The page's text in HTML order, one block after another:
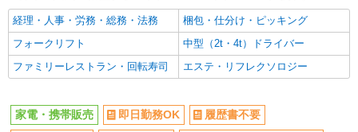
経理・人事・労務・総務・法務
梱包・仕分け・ピッキング
フォークリフト
中型（2t・4t）ドライバー
ファミリーレストラン・回転寿司
エステ・リフレクソロジー
家電・携帯販売 即日勤務OK
履歴書不要